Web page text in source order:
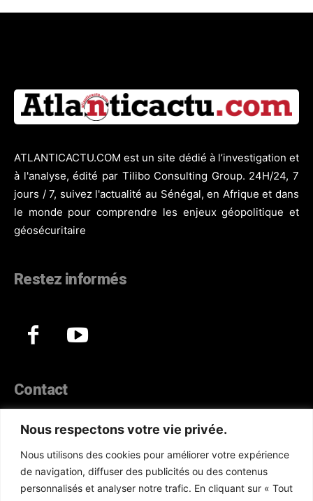
Nous respectons votre vie privée.
Nous utilisons des cookies pour améliorer votre expérience
de navigation, diffuser des publicités ou des contenus
personnalisés et analyser notre trafic. En cliquant sur « Tout
ATLANTICACTU.COM est un site dédié à l’investigation et
à l'analyse, édité par Tilibo Consulting Group. 24H/24, 7
jours / 7, suivez l'actualité au Sénégal, en Afrique et dans
le monde pour comprendre les enjeux géopolitique et
géosécuritaire
Restez informés
Contact
Téléphone :(+221) 70 330 86 87‬
WhatsApp : (+33) 6 52 17 85 46
E-mail : redaction@atlanticactu.com
E-mail : commercial@atlanticactu.com